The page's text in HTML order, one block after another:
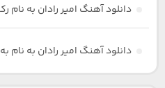
دانلود آهنگ امیر رادان به نام
دانلود آهنگ امیر رادان به